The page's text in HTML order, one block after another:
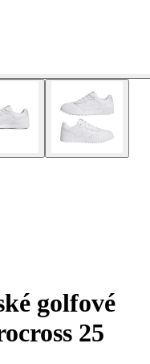
golfové
25